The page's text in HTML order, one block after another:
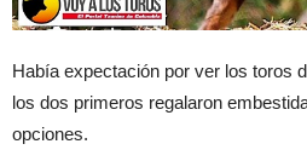
Había expectación por ver los toros
los dos primeros regalaron
opciones.